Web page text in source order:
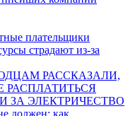
плательщики
страдают из-за
РАССКАЗАЛИ,
РАСПЛАТИТЬСЯ
ЗА ЭЛЕКТРИЧЕСТВО